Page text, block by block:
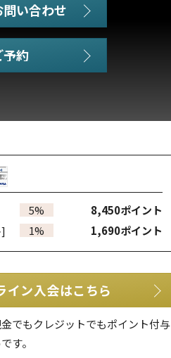
い合わせ
5% 8,450ポイント
1% 1,690ポイント
イン入会はこちら
でもクレジットでもポイント付与
す。